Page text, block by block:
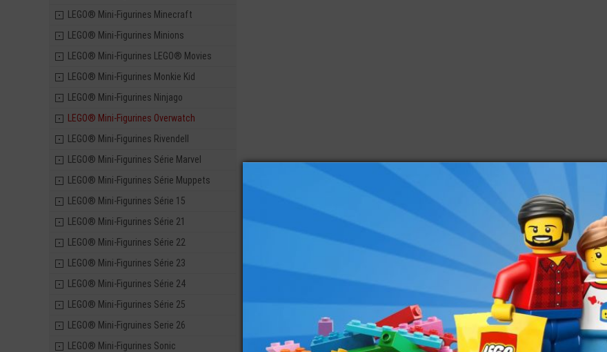
LEGO® Mini-Figurines Minecraft
LEGO® Mini-Figurines Minions
LEGO® Mini-Figurines LEGO® Movies
LEGO® Mini-Figurines Monkie Kid
LEGO® Mini-Figurines Ninjago
LEGO® Mini-Figurines Overwatch
LEGO® Mini-Figurines Rivendell
LEGO® Mini-Figurines Série Marvel
LEGO® Mini-Figurines Série Muppets
LEGO® Mini-Figurines Série 15
LEGO® Mini-Figurines Série 21
LEGO® Mini-Figurines Série 22
LEGO® Mini-Figurines Série 23
LEGO® Mini-Figurines Série 24
LEGO® Mini-Figurines Série 25
LEGO® Mini-Figruines Serie 26
LEGO® Mini-Figurines Sonic